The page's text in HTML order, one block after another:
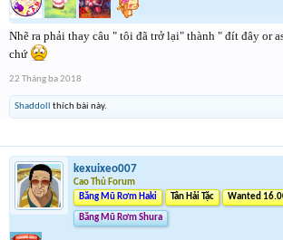
Nhẽ ra phải thay câu " tôi đã trở lại" thành " đít đây or
chứ
22 Tháng ba 2018
Shaddoll thích bài này.
kexuixeo007
Cao Thủ Forum
Băng Mũ Rơm Haki
Tân Hải Tặc Wanted
Băng Mũ Rơm Shura